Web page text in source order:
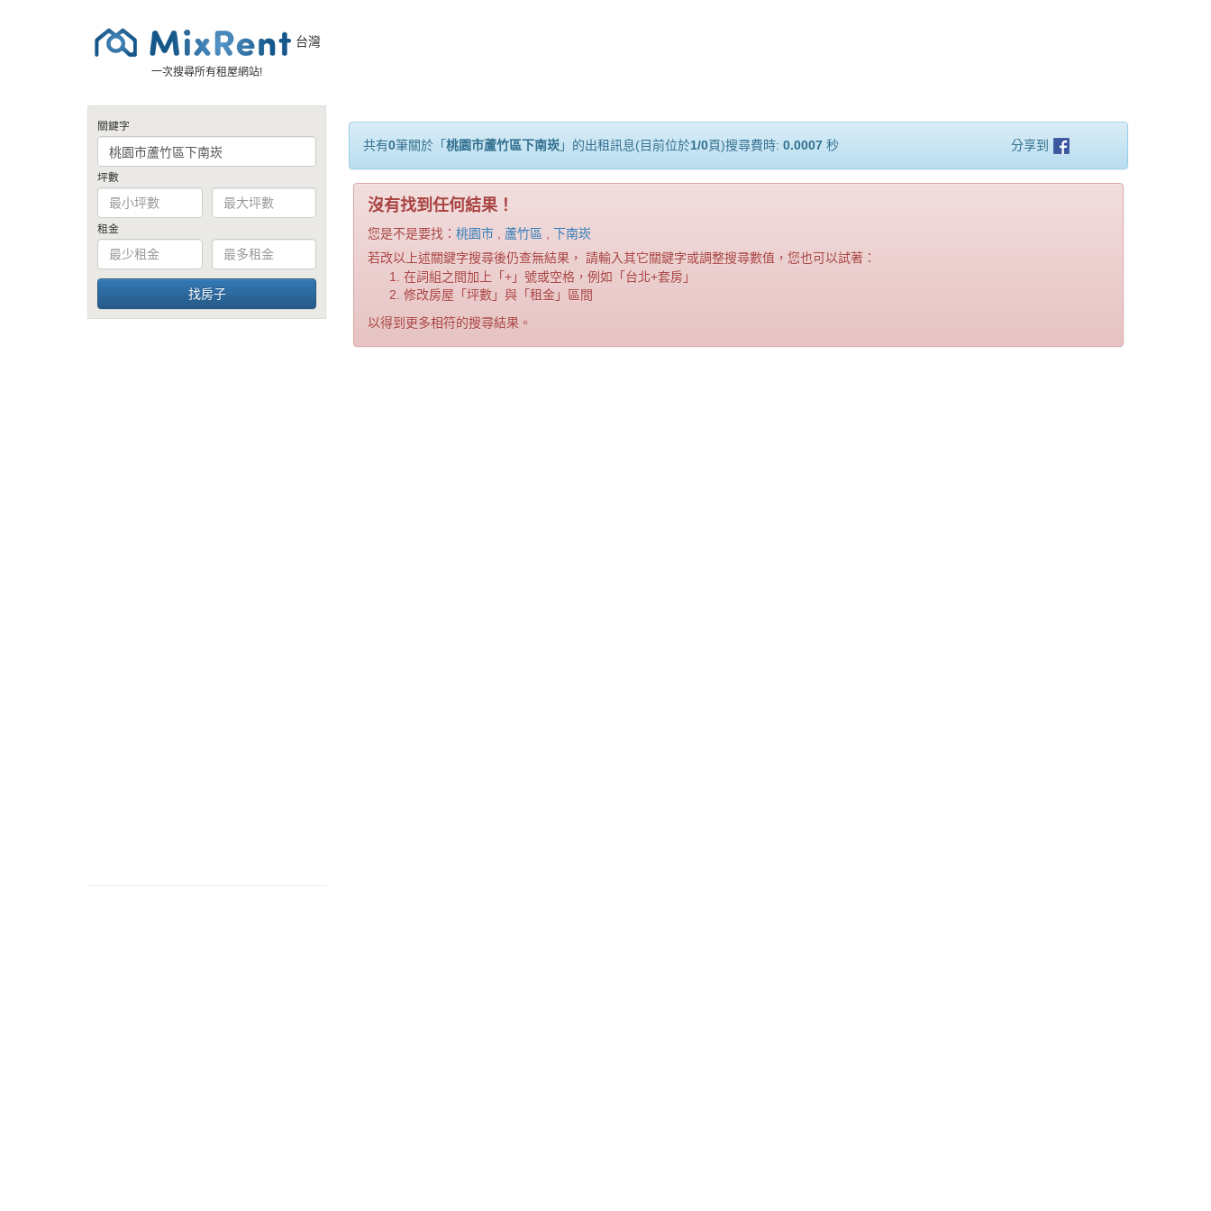
台灣
一次搜尋所有租屋網站!
關鍵字
坪數
租金
共有0筆關於「 桃園市蘆竹區下南崁」的出租訊息(目前位於1/0頁)搜尋費時: 0.0007 秒 分享到
沒有找到任何結果！
您是不是要找： 桃園市 , 蘆竹區 , 下南崁
若改以上述關鍵字搜尋後仍查無結果， 請輸入其它關鍵字或調整搜尋數值，您也可以試著：
在詞組之間加上「+」號或空格，例如「台北+套房」
修改房屋「坪數」與「租金」區間
以得到更多相符的搜尋結果。